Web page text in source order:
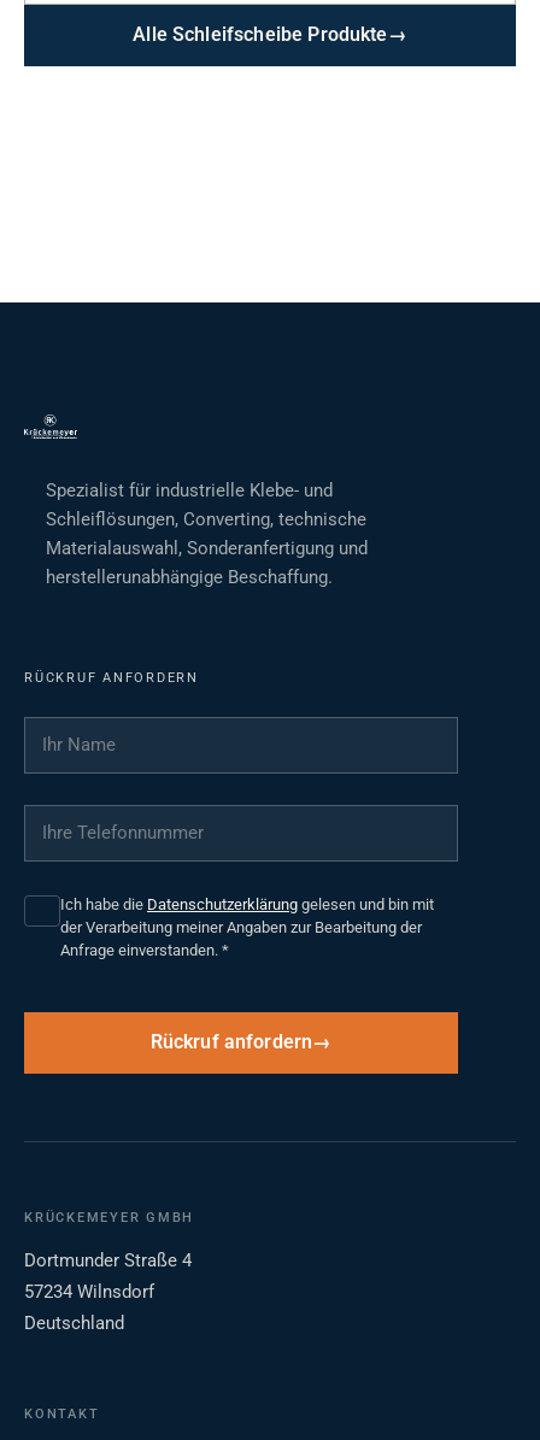
Alle Schleifscheibe Produkte→
Spezialist für industrielle Klebe- und
Schleiflösungen, Converting, technische
Materialauswahl, Sonderanfertigung und
herstellerunabhängige Beschaffung.
RÜCKRUF ANFORDERN
Ihr Name
Ihre Telefonnummer
Ich habe die Datenschutzerklärung gelesen und bin mit
der Verarbeitung meiner Angaben zur Bearbeitung der
Anfrage einverstanden. *
Rückruf anfordern
KRÜCKEMEYER GMBH
Dortmunder Straße 4
57234 Wilnsdorf
Deutschland
KONTAKT